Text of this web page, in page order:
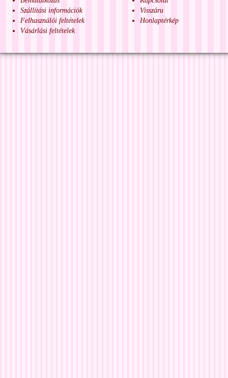
Szállítási információk
Felhasználói feltételek
Vásárlási feltételek
Visszáru
Honlaptérkép